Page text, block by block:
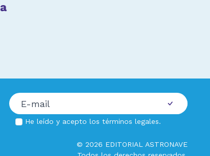
He leído y acepto los términos legales.
© 2026 EDITORIAL ASTRONAVE